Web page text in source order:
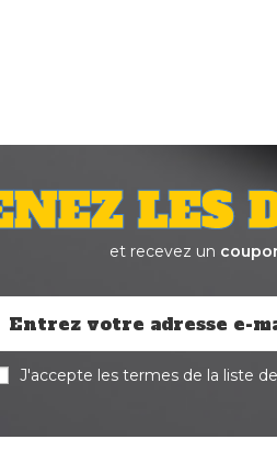
LES
et recevez un
J'accepte les termes de la liste